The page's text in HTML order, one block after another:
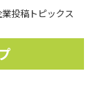
投稿トピックス